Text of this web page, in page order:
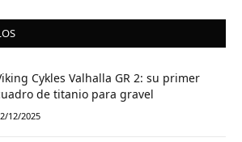
Cykles Valhalla GR 2: su primer
de titanio para gravel
12/2025